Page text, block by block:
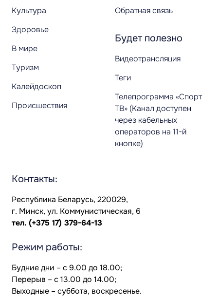
Культура
Здоровье
В мире
Туризм
Калейдоскоп
Происшествия
Обратная связь
Будет полезно
Видеотрансляция
Теги
Телепрограмма «Спорт
ТВ» (Канал доступен
через кабельных
операторов на 11-й
кнопке)
Контакты:
Республика Беларусь, 220029,
г. Минск, ул. Коммунистическая, 6
тел. (+375 17) 379-64-13
Режим работы:
Будние дни – с 9.00 до 18.00;
Перерыв – с 13.00 до 14.00;
Выходные – суббота, воскресенье.